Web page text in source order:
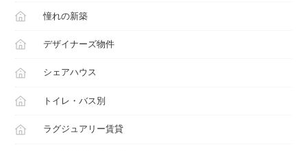
憧れの新築
デザイナーズ物件
シェアハウス
トイレ・バス別
ラグジュアリー賃貸